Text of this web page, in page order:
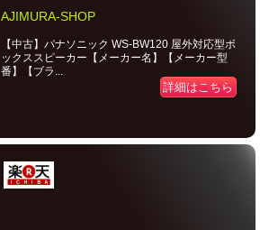
AJIMURA-SHOP
【中古】パナソニック WS-BW120 屋外対応型ボ
ックススピーカー【メーカー名】【メーカー型
番】【ブラ...
詳細はこちら